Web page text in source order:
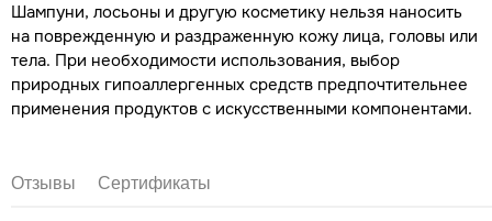
Шампуни, лосьоны и другую косметику нельзя наносить
на поврежденную и раздраженную кожу лица, головы или
тела. При необходимости использования, выбор
природных гипоаллергенных средств предпочтительнее
применения продуктов с искусственными компонентами.
Отзывы Сертификаты